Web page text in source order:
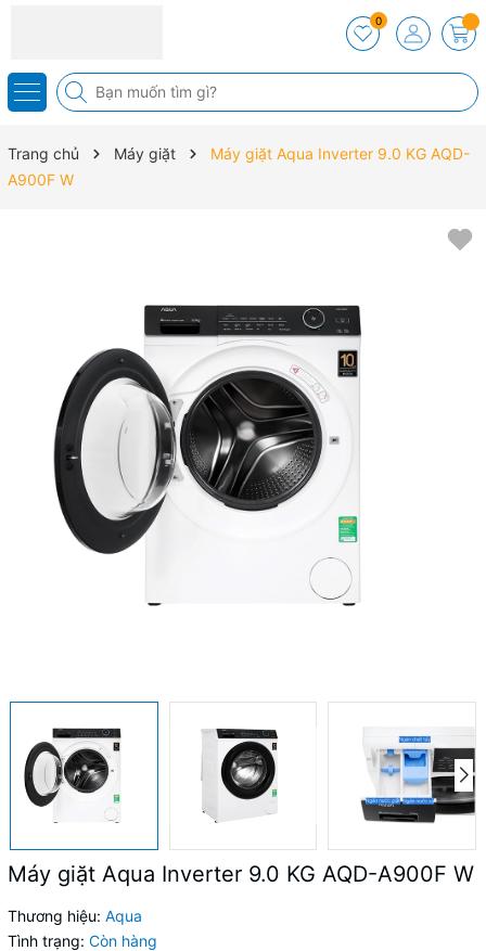
0
Trang chủ Máy giặt
Máy giặt Aqua Inverter 9.0 KG AQD-
A900F W
Máy giặt Aqua Inverter 9.0 KG AQD-A900F W
Thương hiệu: Aqua
Tình trạng: Còn hàng